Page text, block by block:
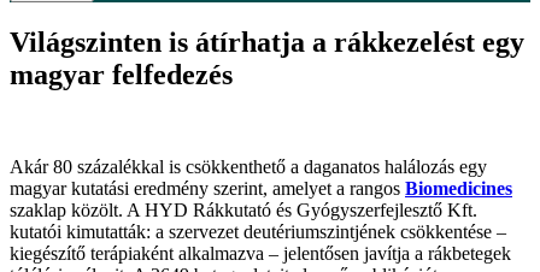
Világszinten is átírhatja a rákkezelést egy
magyar felfedezés
Akár 80 százalékkal is csökkenthető a daganatos halálozás egy
magyar kutatási eredmény szerint, amelyet a rangos Biomedicines
szaklap közölt. A HYD Rákkutató és Gyógyszerfejlesztő Kft.
kutatói kimutatták: a szervezet deutériumszintjének csökkentése –
kiegészítő terápiaként alkalmazva – jelentősen javítja a rákbetegek